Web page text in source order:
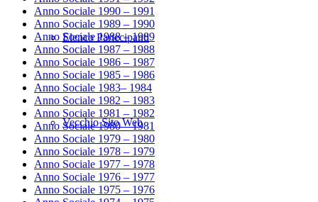
Elenco Partecipanti
Vecchio Sito Web
Anno Sociale 1990 – 1991
Anno Sociale 1989 – 1990
Anno Sociale 1988 – 1989
Anno Sociale 1987 – 1988
Anno Sociale 1986 – 1987
Anno Sociale 1985 – 1986
Anno Sociale 1983– 1984
Anno Sociale 1982 – 1983
Anno Sociale 1981 – 1982
Anno Sociale 1980 – 1981
Anno Sociale 1979 – 1980
Anno Sociale 1978 – 1979
Anno Sociale 1977 – 1978
Anno Sociale 1976 – 1977
Anno Sociale 1975 – 1976